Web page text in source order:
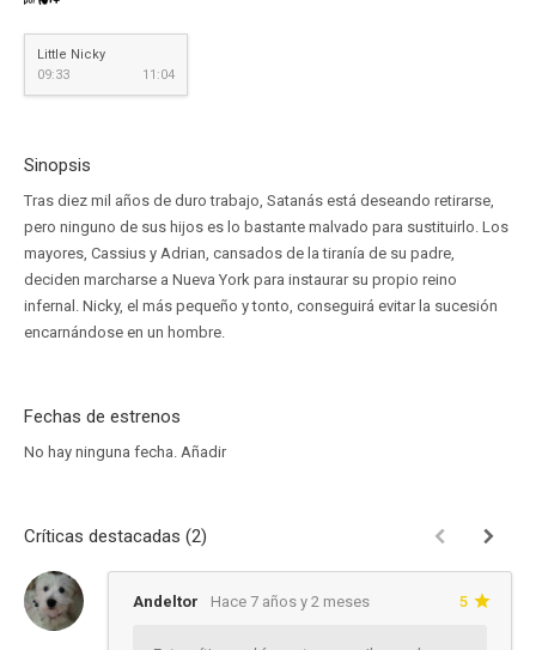
Little Nicky
09:33
11:04
Sinopsis
Tras diez mil años de duro trabajo, Satanás está deseando retirarse,
pero ninguno de sus hijos es lo bastante malvado para sustituirlo. Los
mayores, Cassius y Adrian, cansados de la tiranía de su padre,
deciden marcharse a Nueva York para instaurar su propio reino
infernal. Nicky, el más pequeño y tonto, conseguirá evitar la sucesión
encarnándose en un hombre.
Fechas de estrenos
No hay ninguna fecha. Añadir
Críticas destacadas (2)
Andeltor Hace 7 años y 2 meses 5